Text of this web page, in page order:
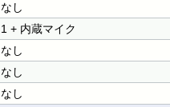
なし
1 + 内蔵マイク
なし
なし
なし